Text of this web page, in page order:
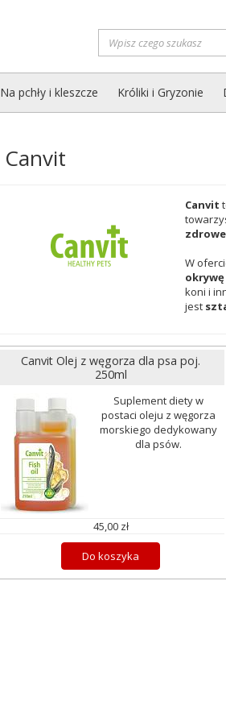
Na pchły i kleszcze Króliki i Gryzonie
Canvit
Canvit
W
okrywę
koni i
jest
Canvit Olej z węgorza dla psa poj.
250ml
Suplement diety w
postaci oleju z węgorza
morskiego dedykowany
dla psów.
45,00 zł
Do koszyka